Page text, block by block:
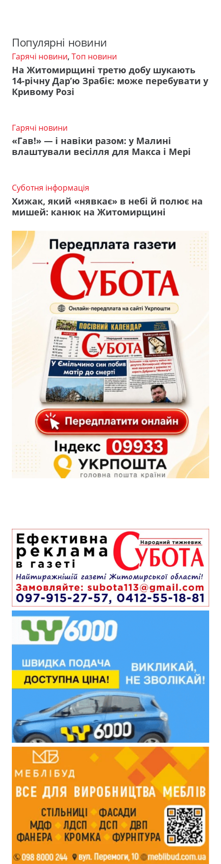
Популярні новини
Гарячі новини, Топ новини
На Житомирщині третю добу шукають
14-річну Дар’ю Зрабіє: може перебувати у
Кривому Розі
Гарячі новини
«Гав!» — і навіки разом: у Малині
влаштували весілля для Макса і Мері
Суботня інформація
Хижак, який «нявкає» в небі й полює на
мишей: канюк на Житомирщині